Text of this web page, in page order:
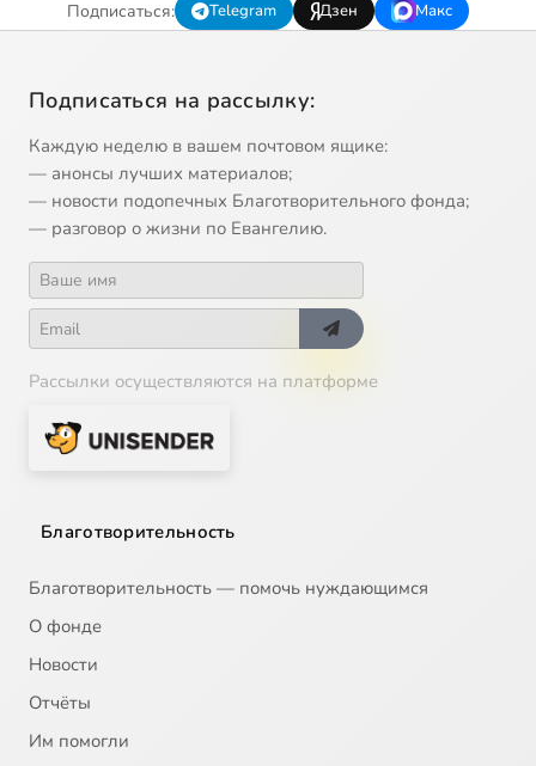
Подписаться: Telegram Дзен Макс
Подписаться на рассылку:
Каждую неделю в вашем почтовом ящике:
— анонсы лучших материалов;
— новости подопечных Благотворительного фонда;
— разговор о жизни по Евангелию.
Рассылки осуществляются на платформе
Благотворительность
Благотворительность — помочь нуждающимся
О фонде
Новости
Отчёты
Им помогли